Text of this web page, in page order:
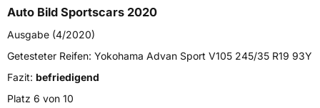
FahrzeugtypPKW
VerwendungSommerreifen
ModellnameAdvan Sport V105
FahrzeugartPKW & SUV
Auto Bild Sportscars 2020
Ausgabe (4/2020)
Getesteter Reifen: Yokohama Advan Sport V105 245/35 R19 93Y
Fazit: befriedigend
Platz 6 von 10